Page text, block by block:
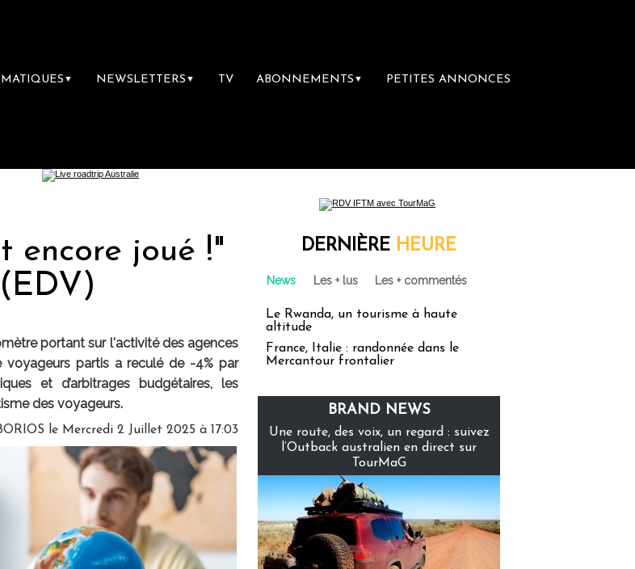
▼ NEWSLETTERS ▼ TV ABONNEMENTS ▼ PETITES ANNONCES
encore joué !"
portant sur l'activité des agences
partis a reculé de -4% par
et d’arbitrages budgétaires, les
des voyageurs.
le Mercredi 2 Juillet 2025 à 17:03
DERNIÈRE HEURE
News Les + lus Les + commentés
Le Rwanda, un tourisme à haute
altitude
France, Italie : randonnée dans le
Mercantour frontalier
BRAND NEWS
Une route, des voix, un regard : suivez
l’Outback australien en direct sur
TourMaG